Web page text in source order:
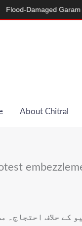
About Chitral
کے حلاف احتجاج۔
Garam